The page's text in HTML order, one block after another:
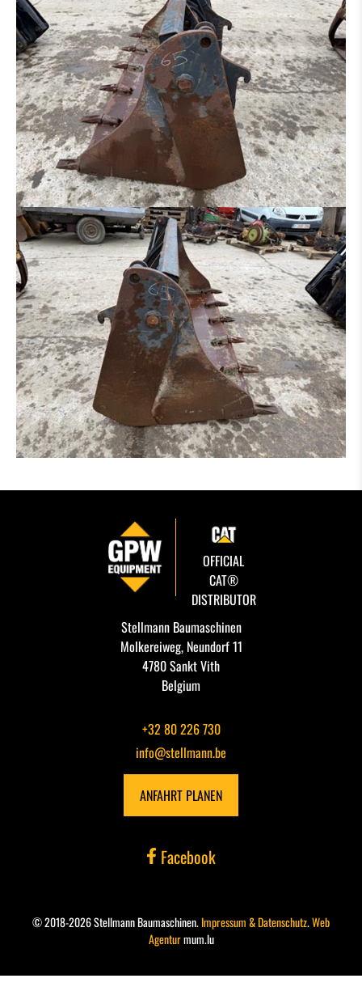
OFFICIAL
CAT®
DISTRIBUTOR
Stellmann Baumaschinen
Molkereiweg, Neundorf 11
4780 Sankt Vith
Belgium
+32 80 226 730
info@stellmann.be
ANFAHRT PLANEN
Facebook
© 2018-2026 Stellmann Baumaschinen.Impressum & Datenschutz.Web
Agenturmum.lu